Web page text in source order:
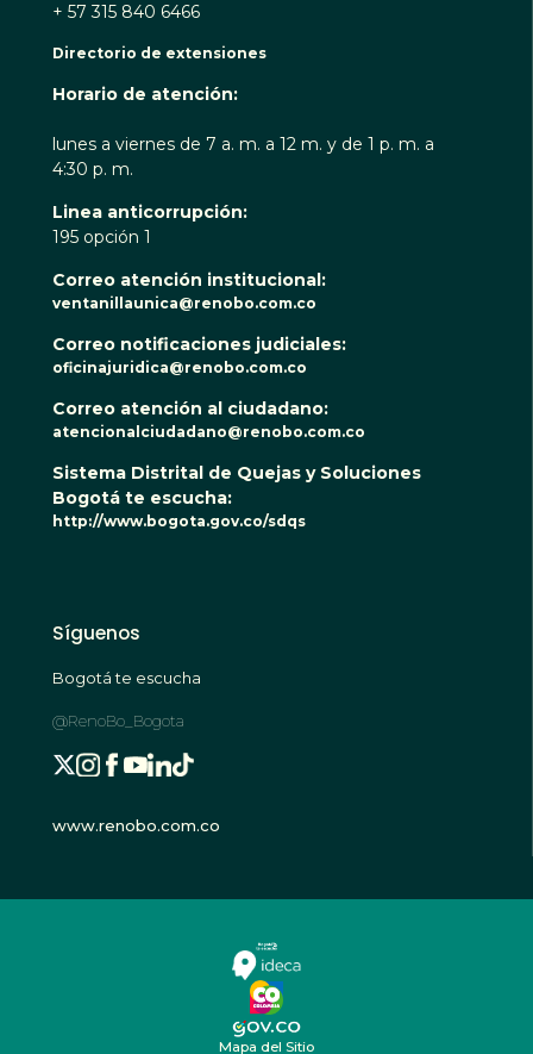
+ 57 315 840 6466
Directorio de extensiones
Horario de atención:
lunes a viernes de 7 a. m. a 12 m. y de 1 p. m. a
4:30 p. m.
Linea anticorrupción:
195 opción 1
Correo atención institucional:
ventanillaunica@renobo.com.co
Correo notificaciones judiciales:
oficinajuridica@renobo.com.co
Correo atención al ciudadano:
atencionalciudadano@renobo.com.co
Sistema Distrital de Quejas y Soluciones
Bogotá te escucha:
http://www.bogota.gov.co/sdqs
Síguenos
Bogotá te escucha
@RenoBo_Bogota
www.renobo.com.co
Mapa del Sitio